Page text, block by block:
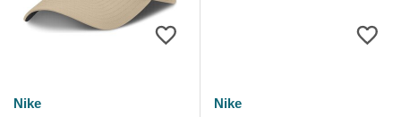
Nike
Nike